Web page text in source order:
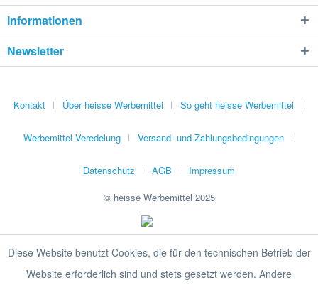
Informationen
Newsletter
Kontakt Über heisse Werbemittel So geht heisse Werbemittel
Werbemittel Veredelung Versand- und Zahlungsbedingungen
Datenschutz AGB
Impressum
© heisse Werbemittel 2025
Diese Website benutzt Cookies, die für den technischen Betrieb der
Website erforderlich sind und stets gesetzt werden. Andere